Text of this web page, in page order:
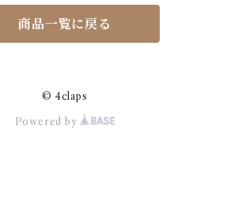
商品一覧に戻る
© 4claps
Powered by